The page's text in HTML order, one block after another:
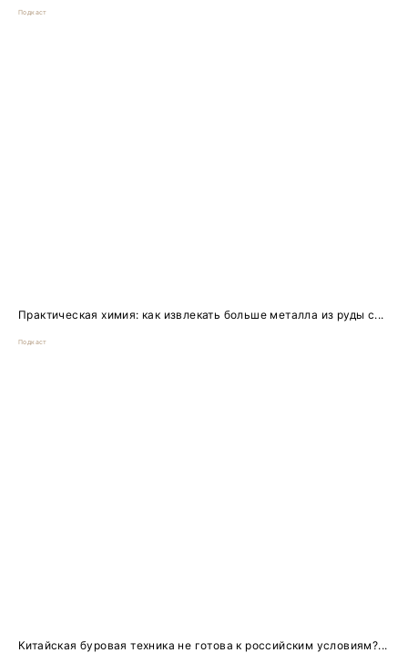
Подкаст
Практическая химия: как извлекать больше металла из руды с...
Подкаст
Китайская буровая техника не готова к российским условиям?...